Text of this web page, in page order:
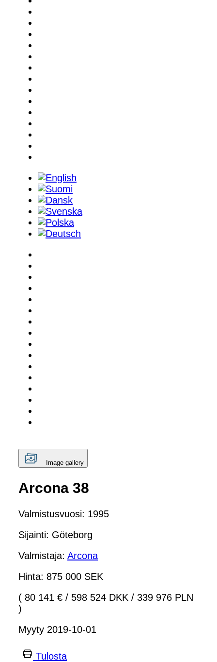
Image gallery
Arcona 38
Valmistusvuosi: 1995
Sijainti: Göteborg
Valmistaja: Arcona
Hinta: 875 000 SEK
( 80 141 € / 598 524 DKK / 339 976 PLN
)
Myyty 2019-10-01
Tulosta